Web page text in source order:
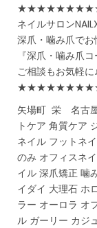
ネイルサロン
深爪・噛み爪で
『深爪・噛み爪
ご相談もお気軽に
矢場町 栄 名古
トケア 角質ケア
ネイル フットネ
のみ オフィスネ
イル 深爪矯正 噛
イダイ 大理石 ホ
ラー オーロラ オ
ル ガーリー カジ